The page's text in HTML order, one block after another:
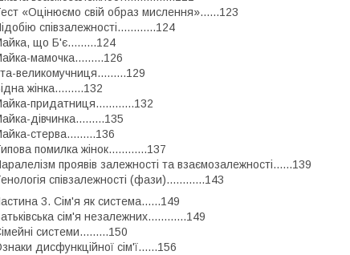
«Оцінюємо свій образ мислення»......123
співзалежності............124
що Б'є.........124
мамочка.........126
великомучниця.........129
жінка.........132
придатниця............132
дівчинка.........135
стерва.........136
помилка жінок............137
проявів залежності та взаємозалежності......139
співзалежності (фази)............143
3. Сім'я як система......149
сім'я незалежних............149
системи.........150
дисфункційної сім'ї......156